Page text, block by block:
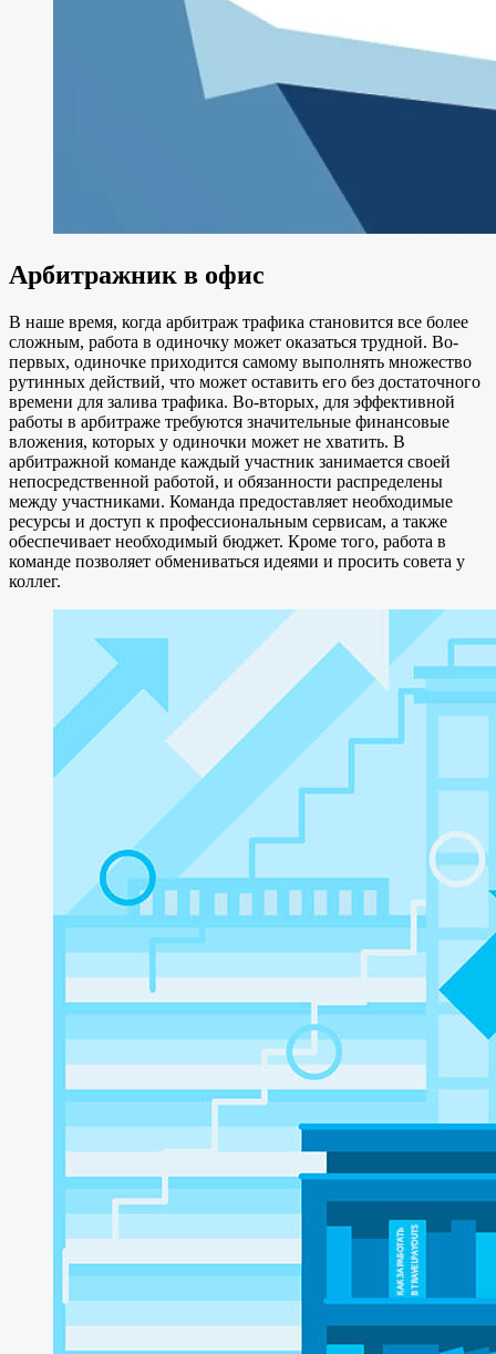
Арбитражник в офис
В наше время, когда арбитраж трафика становится все более
сложным, работа в одиночку может оказаться трудной. Во-
первых, одиночке приходится самому выполнять множество
рутинных действий, что может оставить его без достаточного
времени для залива трафика. Во-вторых, для эффективной
работы в арбитраже требуются значительные финансовые
вложения, которых у одиночки может не хватить. В
арбитражной команде каждый участник занимается своей
непосредственной работой, и обязанности распределены
между участниками. Команда предоставляет необходимые
ресурсы и доступ к профессиональным сервисам, а также
обеспечивает необходимый бюджет. Кроме того, работа в
команде позволяет обмениваться идеями и просить совета у
коллег.